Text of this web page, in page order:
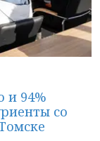
и 94%
со